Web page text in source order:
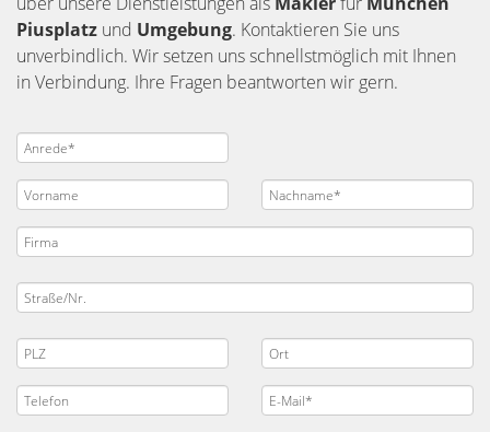
Piusplatz und Umgebung. Kontaktieren Sie uns
unverbindlich. Wir setzen uns schnellstmöglich mit Ihnen
in Verbindung. Ihre Fragen beantworten wir gern.